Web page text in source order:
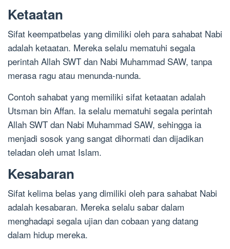
Ketaatan
Sifat keempatbelas yang dimiliki oleh para sahabat Nabi
adalah ketaatan. Mereka selalu mematuhi segala
perintah Allah SWT dan Nabi Muhammad SAW, tanpa
merasa ragu atau menunda-nunda.
Contoh sahabat yang memiliki sifat ketaatan adalah
Utsman bin Affan. Ia selalu mematuhi segala perintah
Allah SWT dan Nabi Muhammad SAW, sehingga ia
menjadi sosok yang sangat dihormati dan dijadikan
teladan oleh umat Islam.
Kesabaran
Sifat kelima belas yang dimiliki oleh para sahabat Nabi
adalah kesabaran. Mereka selalu sabar dalam
menghadapi segala ujian dan cobaan yang datang
dalam hidup mereka.